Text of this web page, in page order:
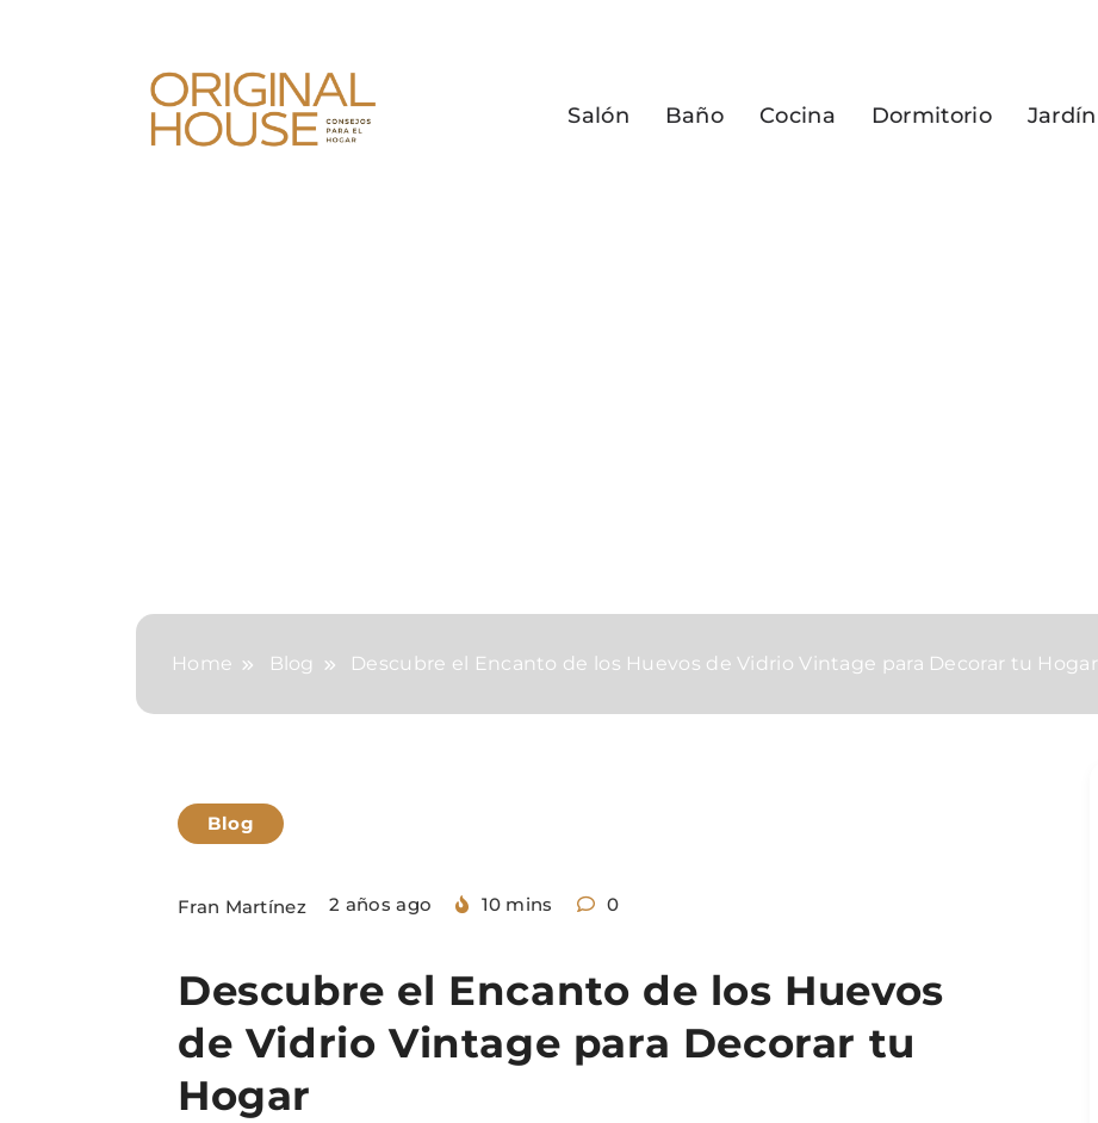
Salón Baño Cocina Dormitorio Jardín
Home Blog Descubre el Encanto de los Huevos de Vidrio Vintage para Decorar tu Hogar
Blog
Fran Martínez 2 años ago 10 mins 0
Descubre el Encanto de los Huevos
de Vidrio Vintage para Decorar tu
Hogar